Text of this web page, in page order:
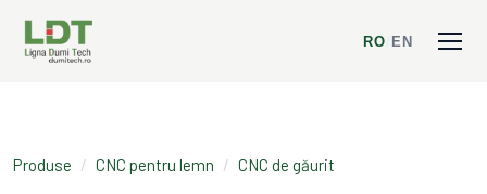
RO EN
Produse / CNC pentru lemn / CNC de găurit